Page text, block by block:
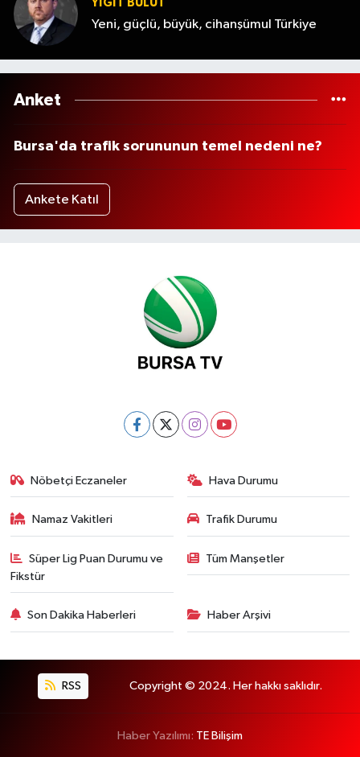
YİĞİT BULUT
Yeni, güçlü, büyük, cihanşümul Türkiye
Anket
Bursa'da trafik sorununun temel nedeni ne?
Ankete Katıl
Nöbetçi Eczaneler Hava Durumu
Namaz Vakitleri Trafik Durumu
Süper Lig Puan Durumu ve
Fikstür
Tüm Manşetler
Son Dakika Haberleri Haber Arşivi
RSS Copyright © 2024. Her hakkı saklıdır.
Haber Yazılımı: TE Bilişim